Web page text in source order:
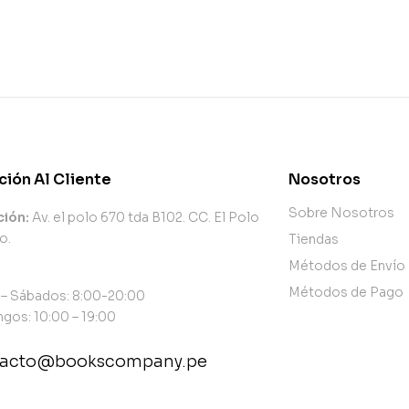
Al Cliente
Av. el polo 670 tda B102. CC. El Polo
– Sábados: 8:00-20:00
10:00 – 19:00
Nosotros
Sobre Nosotros
Tiendas
Métodos de Envío
Métodos de Pago